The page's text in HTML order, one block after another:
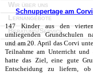
Wir über uns
Lernangebote
Beratung/Service
Kontakt
Schnuppertage am Corvi
147 Kinder aus den
umliegenden Grundschulen
und am 20. April das Corvi
Teilnahme am Unterricht und
hatte das Ziel, eine gute
Entscheidung zu liefern,